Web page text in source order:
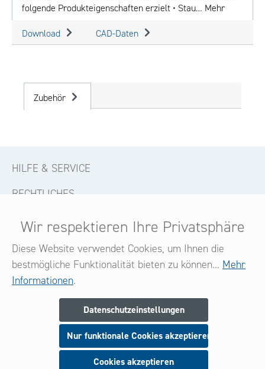
folgende Produkteigenschaften erzielt • Stau… Mehr
Download CAD-Daten
Zubehör
HILFE & SERVICE
RECHTLICHES
KONTAKT
FOLGE UNS
Melden Sie sich jetzt zu unserem Newsletter an
und seien Sie stets über neue Produkte und Angebote
informiert.
Wir respektieren Ihre Privatsphäre
Diese Website verwendet Cookies, um Ihnen die
bestmögliche Funktionalität bieten zu können... Mehr
Informationen.
Datenschutzeinstellungen
Nur funktionale Cookies akzeptieren
Cookies akzeptieren